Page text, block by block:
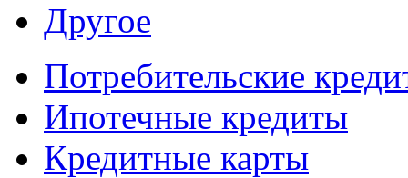
Другое
Потребительские
Ипотечные кредиты
Кредитные карты